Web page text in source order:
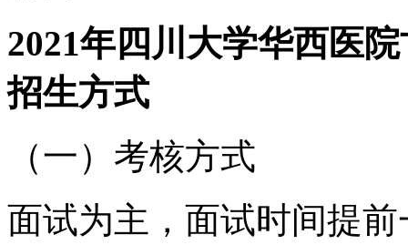
2021年四川大学华西医
招生方式
（一）考核方式
面试为主，面试时间提